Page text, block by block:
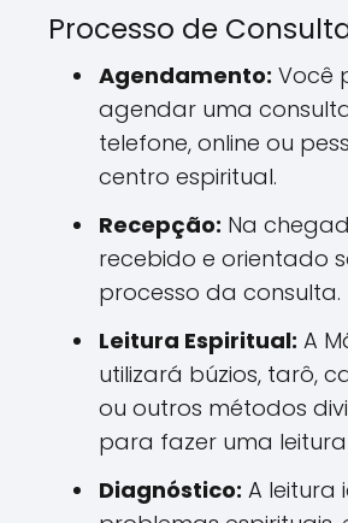
Processo de
Agendamento: Você
agendar uma
telefone, online ou
centro espiritual.
Recepção: Na
recebido e orientado
processo da consulta.
Leitura Espiritual: A
utilizará búzios, tarô,
ou outros métodos
para fazer uma leitura
Diagnóstico: A leitura